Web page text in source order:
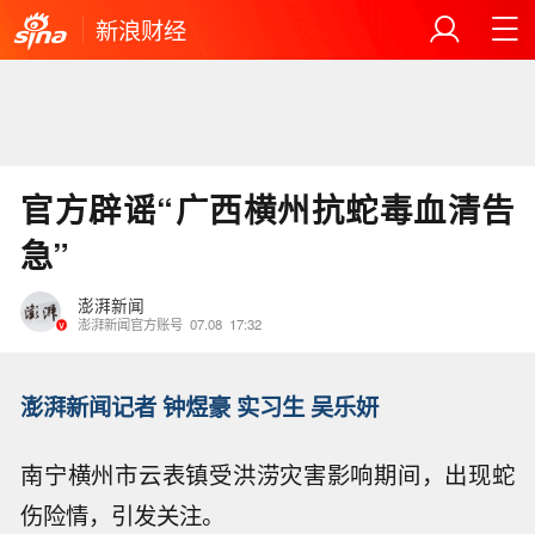
新浪财经
官方辟谣“广西横州抗蛇毒血清告
急”
澎湃新闻
澎湃新闻官方账号 07.08 17:32
澎湃新闻记者 钟煜豪 实习生 吴乐妍
南宁横州市云表镇受洪涝灾害影响期间，出现蛇
伤险情，引发关注。